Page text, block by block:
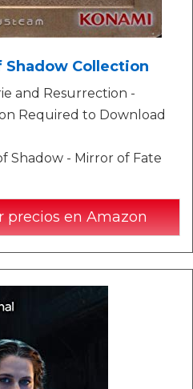
Shadow Collection
and Resurrection -
Required to Download
Shadow - Mirror of Fate
precios en Amazon